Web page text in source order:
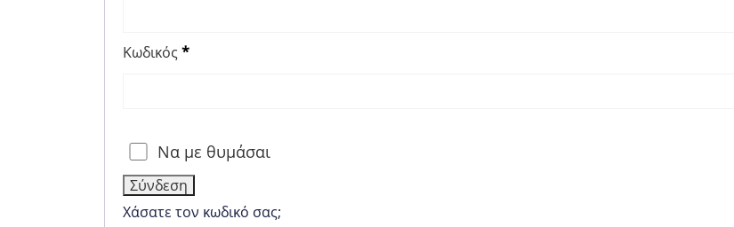
Κωδικός *Απαιτείται
Να με θυμάσαι
Σύνδεση
Χάσατε τον κωδικό σας;